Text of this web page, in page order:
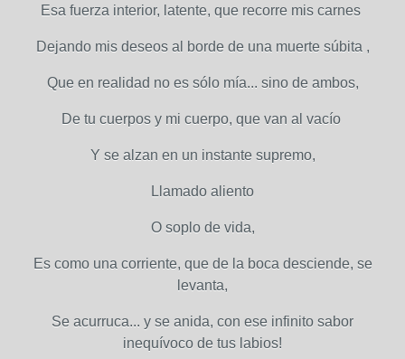
Esa fuerza interior, latente, que recorre mis carnes
Dejando mis deseos al borde de una muerte súbita ,
Que en realidad no es sólo mía... sino de ambos,
De tu cuerpos y mi cuerpo, que van al vacío
Y se alzan en un instante supremo,
Llamado aliento
O soplo de vida,
Es como una corriente, que de la boca desciende, se
levanta,
Se acurruca... y se anida, con ese infinito sabor
inequívoco de tus labios!